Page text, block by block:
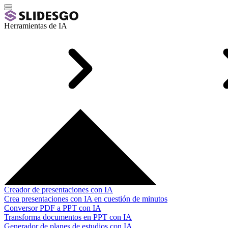
Herramientas de IA
Creador de presentaciones con IA
Crea presentaciones con IA en cuestión de minutos
Conversor PDF a PPT con IA
Transforma documentos en PPT con IA
Generador de planes de estudios con IA